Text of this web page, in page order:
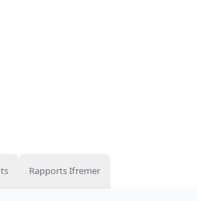
Rapports Ifremer